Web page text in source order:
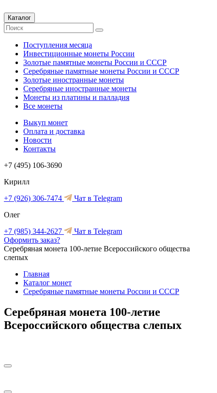
Каталог
Поступления месяца
Инвестиционные монеты России
Золотые памятные монеты России и СССР
Серебряные памятные монеты России и СССР
Золотые иностранные монеты
Серебряные иностранные монеты
Монеты из платины и палладия
Все монеты
Выкуп монет
Оплата и доставка
Новости
Контакты
+7 (495) 106-3690
Кирилл
+7 (926) 306-7474
Чат в Telegram
Олег
+7 (985) 344-2627
Чат в Telegram
Оформить заказ?
Серебряная монета 100-летие Всероссийского общества
слепых
Главная
Каталог монет
Серебряные памятные монеты России и СССР
Серебряная монета 100-летие
Всероссийского общества слепых